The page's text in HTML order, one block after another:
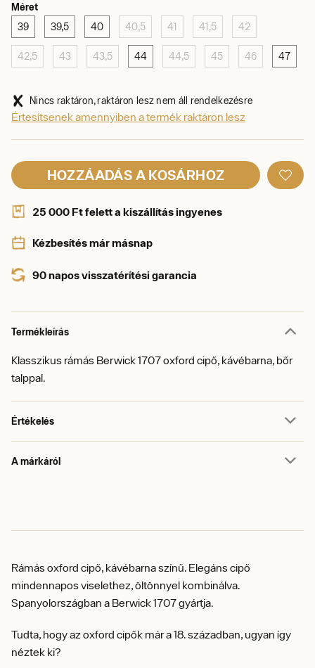
Méret
39 39,5 40 40,5 41 41,5 42
42,5 43 43,5 44 44,5 45 46 47
Nincs raktáron, raktáron lesz nem áll rendelkezésre
Értesítsenek amennyiben a termék raktáron lesz
HOZZÁADÁS A KOSÁRHOZ
25 000 Ft felett a kiszállítás ingyenes
Kézbesítés már másnap
90 napos visszatérítési garancia
Termékleírás
Klasszikus rámás Berwick 1707 oxford cipő, kávébarna, bőr
talppal.
Értékelés
A márkáról
Rámás oxford cipő, kávébarna színű. Elegáns cipő
mindennapos viselethez, öltönnyel kombinálva.
Spanyolországban a Berwick 1707 gyártja.
Tudta, hogy az oxford cipők már a 18. században, ugyan így
néztek ki?